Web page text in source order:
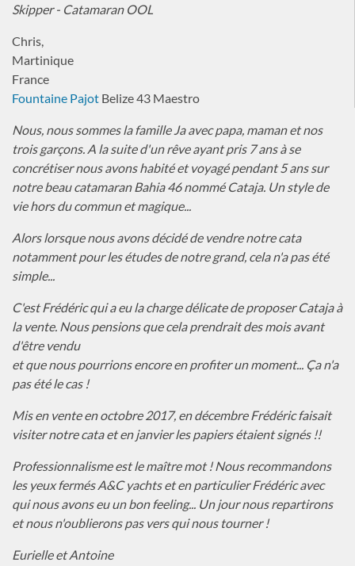
Skipper - Catamaran OOL
Chris,
Martinique
France
Fountaine Pajot Belize 43 Maestro
Nous, nous sommes la famille Ja avec papa, maman et nos
trois garçons. A la suite d'un rêve ayant pris 7 ans à se
concrétiser nous avons habité et voyagé pendant 5 ans sur
notre beau catamaran Bahia 46 nommé Cataja. Un style de
vie hors du commun et magique...
Alors lorsque nous avons décidé de vendre notre cata
notamment pour les études de notre grand, cela n'a pas été
simple...
C'est Frédéric qui a eu la charge délicate de proposer Cataja à
la vente. Nous pensions que cela prendrait des mois avant
d'être vendu
et que nous pourrions encore en profiter un moment... Ça n'a
pas été le cas !
Mis en vente en octobre 2017, en décembre Frédéric faisait
visiter notre cata et en janvier les papiers étaient signés !!
Professionnalisme est le maître mot ! Nous recommandons
les yeux fermés A&C yachts et en particulier Frédéric avec
qui nous avons eu un bon feeling... Un jour nous repartirons
et nous n'oublierons pas vers qui nous tourner !
Eurielle et Antoine